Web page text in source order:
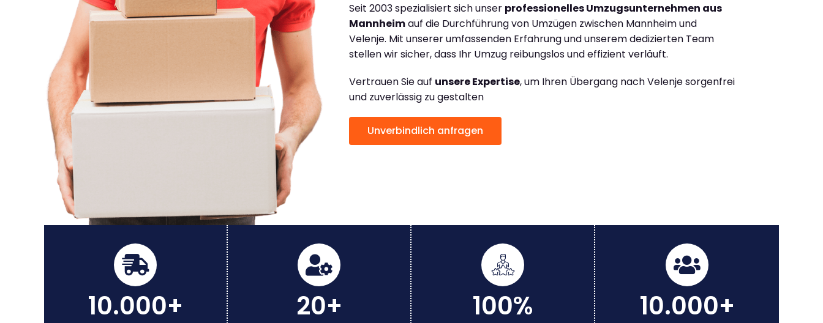
Seit 2003 spezialisiert sich unser professionelles Umzugsunternehmen aus
Mannheimauf die Durchführung von Umzügen zwischen Mannheim und
Velenje. Mit unserer umfassenden Erfahrung und unserem dedizierten Team
stellen wir sicher, dass Ihr Umzug reibungslos und effizient verläuft.
Vertrauen Sie auf unsere Expertise, um Ihren Übergang nach Velenje sorgenfrei
und zuverlässig zu gestalten
Unverbindlich anfragen
10.000+ 20+ 100% 10.000+